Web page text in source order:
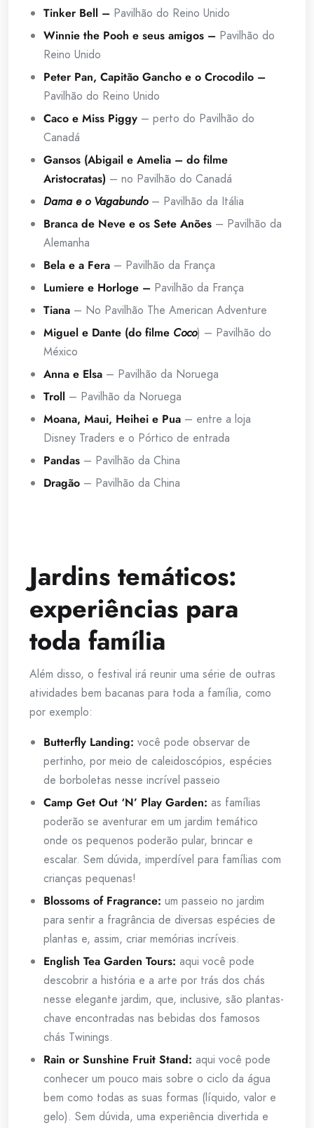
Tinker Bell – Pavilhão do Reino Unido
Winnie the Pooh e seus amigos – Pavilhão do
Reino Unido
Peter Pan, Capitão Gancho e o Crocodilo –
Pavilhão do Reino Unido
Caco e Miss Piggy – perto do Pavilhão do
Canadá
Gansos (Abigail e Amelia – do filme
Aristocratas) – no Pavilhão do Canadá
Dama e o Vagabundo– Pavilhão da Itália
Branca de Neve e os Sete Anões – Pavilhão da
Alemanha
Bela e a Fera – Pavilhão da França
Lumiere e Horloge – Pavilhão da França
Tiana – No Pavilhão The American Adventure
Miguel e Dante (do filme Coco) – Pavilhão do
México
Anna e Elsa – Pavilhão da Noruega
Troll – Pavilhão da Noruega
Moana, Maui, Heihei e Pua – entre a loja
Disney Traders e o Pórtico de entrada
Pandas – Pavilhão da China
Dragão – Pavilhão da China
Jardins temáticos:
experiências para
toda família
Além disso, o festival irá reunir uma série de outras
atividades bem bacanas para toda a família, como
por exemplo:
Butterfly Landing: você pode observar de
pertinho, por meio de caleidoscópios, espécies
de borboletas nesse incrível passeio
Camp Get Out ‘N’ Play Garden: as famílias
poderão se aventurar em um jardim temático
onde os pequenos poderão pular, brincar e
escalar. Sem dúvida, imperdível para famílias com
crianças pequenas!
Blossoms of Fragrance: um passeio no jardim
para sentir a fragrância de diversas espécies de
plantas e, assim, criar memórias incríveis.
English Tea Garden Tours: aqui você pode
descobrir a história e a arte por trás dos chás
nesse elegante jardim, que, inclusive, são plantas-
chave encontradas nas bebidas dos famosos
chás Twinings.
Rain or Sunshine Fruit Stand: aqui você pode
conhecer um pouco mais sobre o ciclo da água
bem como todas as suas formas (líquido, valor e
gelo). Sem dúvida, uma experiência divertida e